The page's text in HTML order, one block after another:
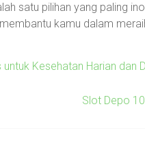
satu pilihan yang paling
kamu dalam
Kesehatan Harian dan
Slot Depo